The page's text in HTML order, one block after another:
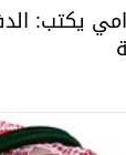
يكتب: